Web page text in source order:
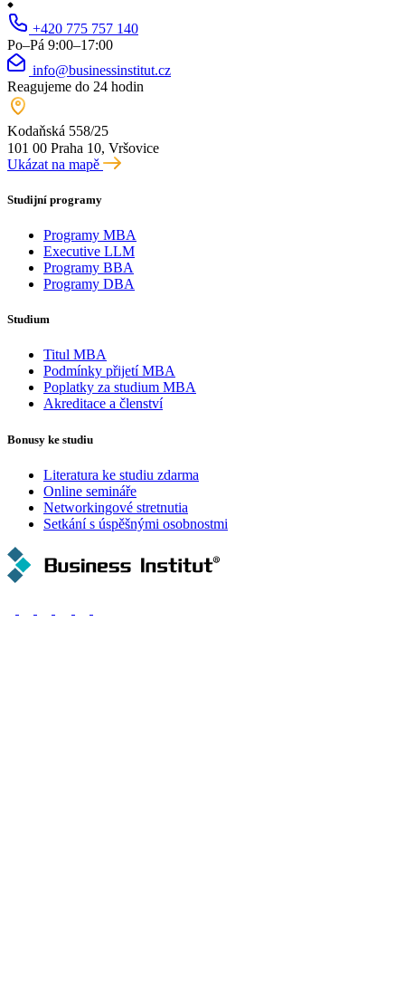
+420 775 757 140
Po–Pá 9:00–17:00
info@businessinstitut.cz
Reagujeme do 24 hodin
Kodaňská 558/25
101 00 Praha 10, Vršovice
Ukázat na mapě
Studijní programy
Programy MBA
Executive LLM
Programy BBA
Programy DBA
Studium
Titul MBA
Podmínky přijetí MBA
Poplatky za studium MBA
Akreditace a členství
Bonusy ke studiu
Literatura ke studiu zdarma
Online semináře
Networkingové stretnutia
Setkání s úspěšnými osobnostmi